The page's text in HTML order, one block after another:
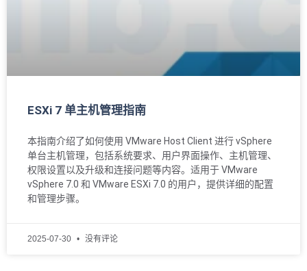
ESXi 7 单主机管理指南
本指南介绍了如何使用 VMware Host Client 进行 vSphere
单台主机管理，包括系统要求、用户界面操作、主机管理、
权限设置以及升级和连接问题等内容。适用于 VMware
vSphere 7.0 和 VMware ESXi 7.0 的用户，提供详细的配置
和管理步骤。
2025-07-30 没有评论